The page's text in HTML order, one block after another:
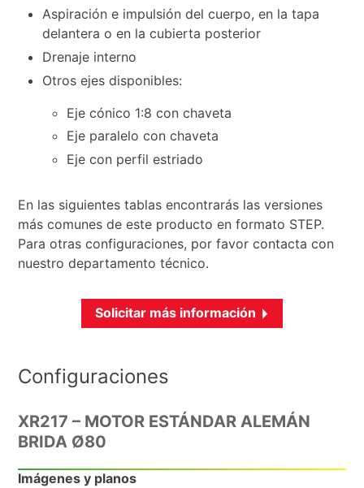
Aspiración e impulsión del cuerpo, en la tapa
delantera o en la cubierta posterior
Drenaje interno
Otros ejes disponibles:
Eje cónico 1:8 con chaveta
Eje paralelo con chaveta
Eje con perfil estriado
En las siguientes tablas encontrarás las versiones
más comunes de este producto en formato STEP.
Para otras configuraciones, por favor contacta con
nuestro departamento técnico.
Solicitar más información
Configuraciones
XR217 – MOTOR ESTÁNDAR ALEMÁN
BRIDA Ø80
Imágenes y planos